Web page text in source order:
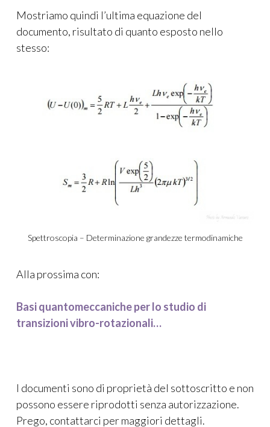
Mostriamo quindi l’ultima equazione del
documento, risultato di quanto esposto nello
stesso:
Spettroscopia – Determinazione grandezze termodinamiche
Alla prossima con:
Basi quantomeccaniche per lo studio di
transizioni vibro-rotazionali…
I documenti sono di proprietà del sottoscritto e non
possono essere riprodotti senza autorizzazione.
Prego, contattarci per maggiori dettagli.